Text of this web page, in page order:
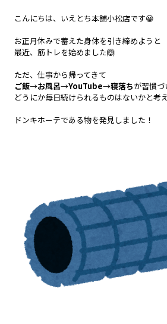
こんにちは、いえとち本舗小松店です😀
お正月休みで蓄えた身体を引き締めようと
最近、筋トレを始めました🙆
ただ、仕事から帰ってきて
ご飯→お風呂→YouTube→寝落ちが習慣
どうにか毎日続けられるものはないかと考
ドンキホーテである物を発見しました！